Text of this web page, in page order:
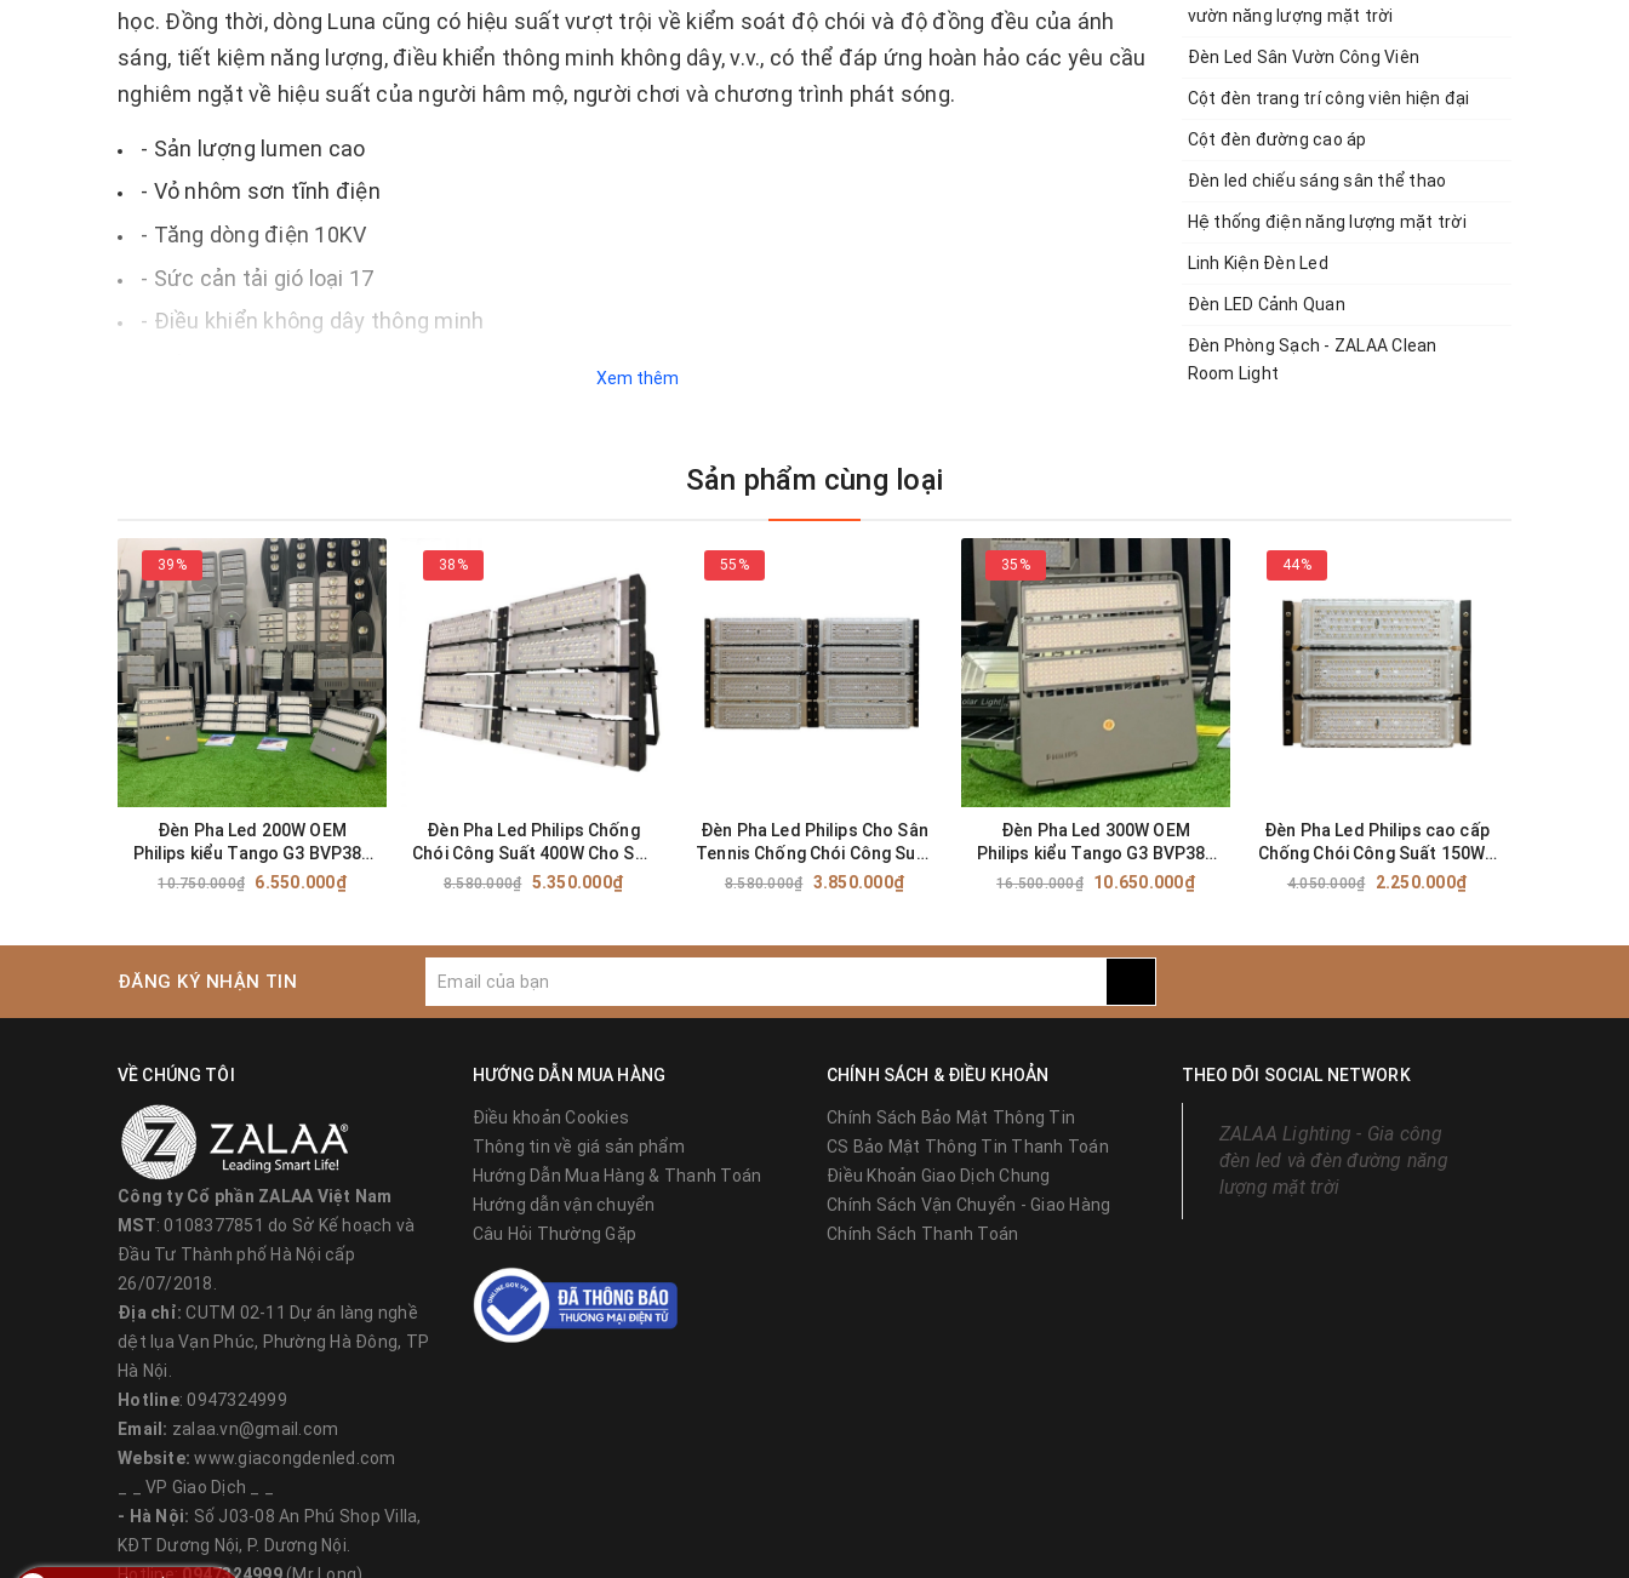
học. Đồng thời, dòng Luna cũng có hiệu suất vượt trội về kiểm soát độ chói và độ đồng đều của ánh
sáng, tiết kiệm năng lượng, điều khiển thông minh không dây, v.v., có thể đáp ứng hoàn hảo các yêu cầu
nghiêm ngặt về hiệu suất của người hâm mộ, người chơi và chương trình phát sóng.
- Sản lượng lumen cao
- Vỏ nhôm sơn tĩnh điện
- Tăng dòng điện 10KV
- Sức cản tải gió loại 17
- Điều khiển không dây thông minh
Xem thêm
vườn năng lượng mặt trời
Đèn Led Sân Vườn Công Viên
Cột đèn trang trí công viên hiện đại
Cột đèn đường cao áp
Đèn led chiếu sáng sân thể thao
Hệ thống điện năng lượng mặt trời
Linh Kiện Đèn Led
Đèn LED Cảnh Quan
Đèn Phòng Sạch - ZALAA Clean
Room Light
Sản phẩm cùng loại
39%
Đèn Pha Led 200W OEM
Philips kiểu Tango G3 BVP382
Cho bóng đá mini
10.750.000₫ 6.550.000₫
38%
Đèn Pha Led Philips Chống
Chói Công Suất 400W Cho Sân
Tennis Hàng Cao Cấp Mã Sản
8.580.000₫ 5.350.000₫
55%
Đèn Pha Led Philips Cho Sân
Tennis Chống Chói Công Suất
400W - Bảo hành 2 năm - Mã
8.580.000₫ 3.850.000₫
35%
Đèn Pha Led 300W OEM
Philips kiểu Tango G3 BVP383
Cho Sân Tennis
16.500.000₫ 10.650.000₫
44%
Đèn Pha Led Philips cao cấp
Chống Chói Công Suất 150W -
Mã :ZALAA ZPTV-150W
4.050.000₫ 2.250.000₫
ĐĂNG KÝ NHẬN TIN
VỀ CHÚNG TÔI
Công ty Cổ phần ZALAA Việt Nam
MST: 0108377851 do Sở Kế hoạch và
Đầu Tư Thành phố Hà Nội cấp
26/07/2018.
Địa chỉ: CUTM 02-11 Dự án làng nghề
dệt lụa Vạn Phúc, Phường Hà Đông, TP
Hà Nội.
Hotline: 0947324999
Email: zalaa.vn@gmail.com
Website:www.giacongdenled.com
_ _ VP Giao Dịch _ _
- Hà Nội: Số J03-08 An Phú Shop Villa,
KĐT Dương Nội, P. Dương Nội.
Hotline: 0947324999(Mr Long)
HƯỚNG DẪN MUA HÀNG
Điều khoản Cookies
Thông tin về giá sản phẩm
Hướng Dẫn Mua Hàng & Thanh Toán
Hướng dẫn vận chuyển
Câu Hỏi Thường Gặp
CHÍNH SÁCH & ĐIỀU KHOẢN
Chính Sách Bảo Mật Thông Tin
CS Bảo Mật Thông Tin Thanh Toán
Điều Khoản Giao Dịch Chung
Chính Sách Vận Chuyển - Giao Hàng
Chính Sách Thanh Toán
THEO DÕI SOCIAL NETWORK
ZALAA Lighting - Gia công
đèn led và đèn đường năng
lượng mặt trời